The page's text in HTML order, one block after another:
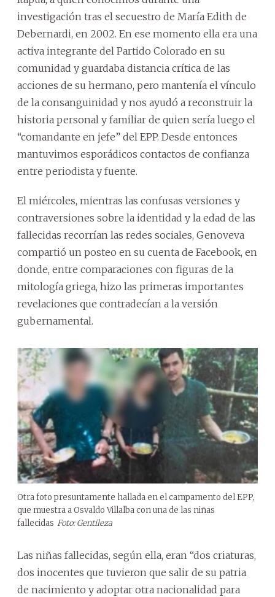
investigación tras el secuestro de María Edith de
Debernardi, en 2002. En ese momento ella era una
activa integrante del Partido Colorado en su
comunidad y guardaba distancia crítica de las
acciones de su hermano, pero mantenía el vínculo
de la consanguinidad y nos ayudó a reconstruir la
historia personal y familiar de quien sería luego el
“comandante en jefe” del EPP. Desde entonces
mantuvimos esporádicos contactos de confianza
entre periodista y fuente.
El miércoles, mientras las confusas versiones y
contraversiones sobre la identidad y la edad de las
fallecidas recorrían las redes sociales, Genoveva
compartió un posteo en su cuenta de Facebook, en
donde, entre comparaciones con figuras de la
mitología griega, hizo las primeras importantes
revelaciones que contradecían a la versión
gubernamental.
Otra foto presuntamente hallada en el campamento del EPP,
que muestra a Osvaldo Villalba con una de las niñas
fallecidas Foto: Gentileza
Las niñas fallecidas, según ella, eran “dos criaturas,
dos inocentes que tuvieron que salir de su patria
de nacimiento y adoptar otra nacionalidad para